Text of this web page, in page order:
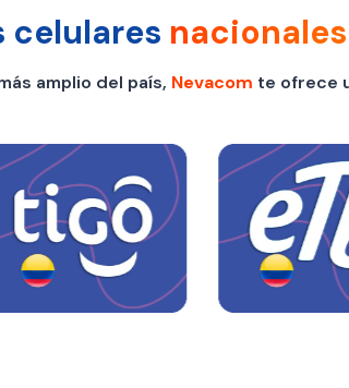
celulares
amplio del país, Nevacom te ofrece